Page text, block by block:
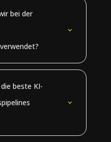
bei der
beste KI-